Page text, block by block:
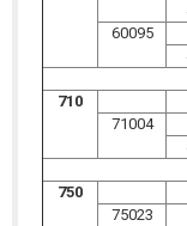
60095
710
71004
750
75023